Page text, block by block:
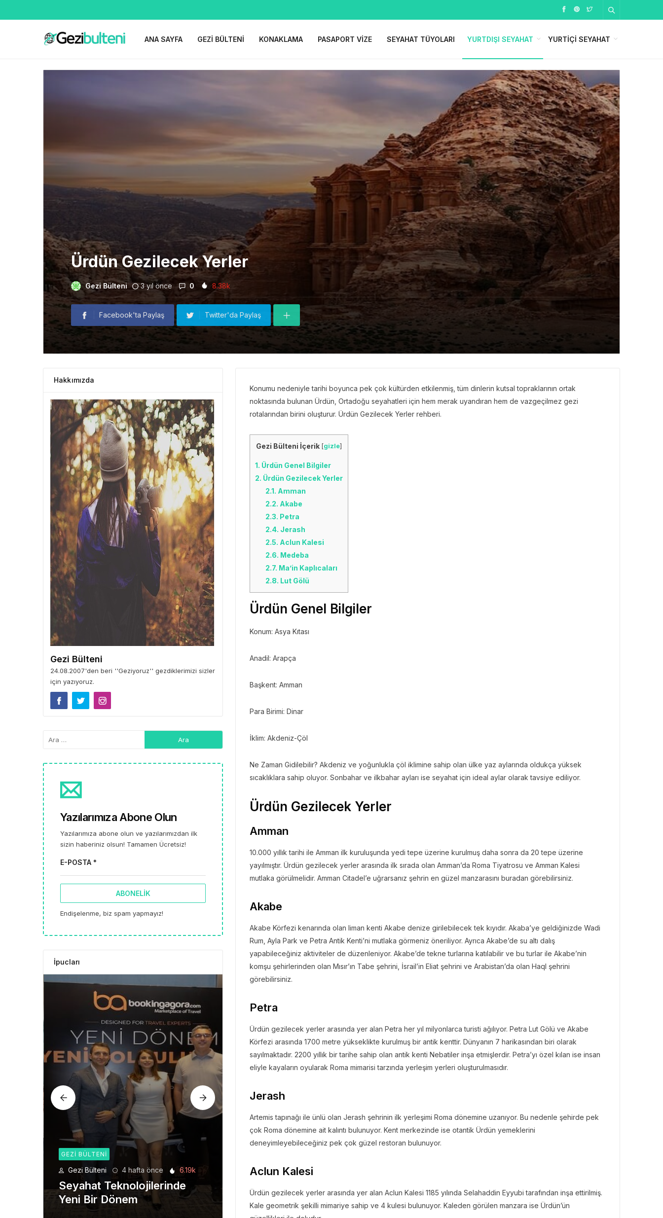
ANA SAYFA GEZI BÜLTENI KONAKLAMA PASAPORT VIZE SEYAHAT TÜYOLARI YURTDIŞI SEYAHAT YURTIÇI SEYAHAT
Ürdün Gezilecek Yerler
Gezi Bülteni 3 yıl önce 0 8.38k
Facebook'ta Paylaş Twitter'da Paylaş
Konumu nedeniyle tarihi boyunca pek çok kültürden etkilenmiş, tüm dinlerin kutsal topraklarının ortak
noktasında bulunan Ürdün, Ortadoğu seyahatleri için hem merak uyandıran hem de vazgeçilmez gezi
rotalarından birini oluşturur. Ürdün Gezilecek Yerler rehberi.
Gezi Bülteni İçerik [gizle]
1. Ürdün Genel Bilgiler
2. Ürdün Gezilecek Yerler
2.1. Amman
2.2. Akabe
2.3. Petra
2.4. Jerash
2.5. Aclun Kalesi
2.6. Medeba
2.7. Ma’in Kaplıcaları
2.8. Lut Gölü
Ürdün Genel Bilgiler
Konum: Asya Kıtası
Anadil: Arapça
Başkent: Amman
Para Birimi: Dinar
İklim: Akdeniz-Çöl
Ne Zaman Gidilebilir? Akdeniz ve yoğunlukla çöl iklimine sahip olan ülke yaz aylarında oldukça yüksek
sıcaklıklara sahip oluyor. Sonbahar ve ilkbahar ayları ise seyahat için ideal aylar olarak tavsiye ediliyor.
Ürdün Gezilecek Yerler
Amman
10.000 yıllık tarihi ile Amman ilk kuruluşunda yedi tepe üzerine kurulmuş daha sonra da 20 tepe üzerine
yayılmıştır. Ürdün gezilecek yerler arasında ilk sırada olan Amman’da Roma Tiyatrosu ve Amman Kalesi
mutlaka görülmelidir. Amman Citadel’e uğrarsanız şehrin en güzel manzarasını buradan görebilirsiniz.
Akabe
Akabe Körfezi kenarında olan liman kenti Akabe denize girilebilecek tek kıyıdır. Akaba’ye geldiğinizde Wadi
Rum, Ayla Park ve Petra Antik Kenti’ni mutlaka görmeniz öneriliyor. Ayrıca Akabe’de su altı dalış
yapabileceğiniz aktiviteler de düzenleniyor. Akabe’de tekne turlarına katılabilir ve bu turlar ile Akabe’nin
komşu şehirlerinden olan Mısır’ın Tabe şehrini, İsrail’in Eliat şehrini ve Arabistan’da olan Haql şehrini
görebilirsiniz.
Petra
Ürdün gezilecek yerler arasında yer alan Petra her yıl milyonlarca turisti ağılıyor. Petra Lut Gölü ve Akabe
Körfezi arasında 1700 metre yükseklikte kurulmuş bir antik kenttir. Dünyanın 7 harikasından biri olarak
sayılmaktadır. 2200 yıllık bir tarihe sahip olan antik kenti Nebatiler inşa etmişlerdir. Petra’yı özel kılan ise insan
eliyle kayaların oyularak Roma mimarisi tarzında yerleşim yerleri oluşturulmasıdır.
Jerash
Artemis tapınağı ile ünlü olan Jerash şehrinin ilk yerleşimi Roma dönemine uzanıyor. Bu nedenle şehirde pek
çok Roma dönemine ait kalıntı bulunuyor. Kent merkezinde ise otantik Ürdün yemeklerini
deneyimleyebileceğiniz pek çok güzel restoran bulunuyor.
Aclun Kalesi
Ürdün gezilecek yerler arasında yer alan Aclun Kalesi 1185 yılında Selahaddin Eyyubi tarafından inşa ettirilmiş.
Kale geometrik şekilli mimariye sahip ve 4 kulesi bulunuyor. Kaleden görülen manzara ise Ürdün’ün
Hakkımızda
Gezi Bülteni
24.08.2007'den beri ''Geziyoruz'' gezdiklerimizi sizler
için yazıyoruz.
Yazılarımıza Abone Olun
Yazılarımıza abone olun ve yazılarımızdan ilk
sizin haberiniz olsun! Tamamen Ücretsiz!
E-POSTA *
ABONELIK
Endişelenme, biz spam yapmayız!
İpucları
GEZI BÜLTENI
Gezi Bülteni 1 ay önce 8.94k
Manevi Yolculukta Yeni
Dönem
Gezi Bülteni 1 ay önce
Kaçamağı
GEZI BÜLTENI
Başarı Hikâyesi